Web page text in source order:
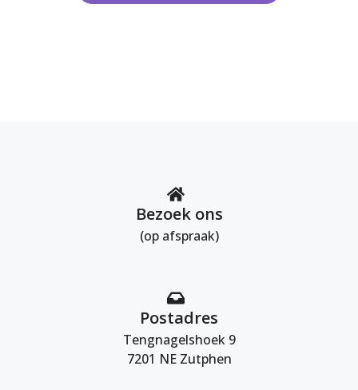
Bezoek ons
(op afspraak)
Postadres
Tengnagelshoek 9
7201 NE Zutphen